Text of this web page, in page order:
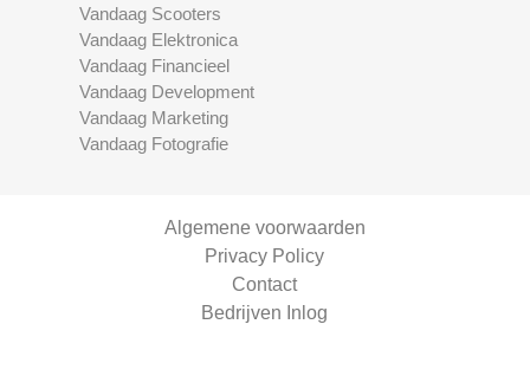
Vandaag Scooters
Vandaag Elektronica
Vandaag Financieel
Vandaag Development
Vandaag Marketing
Vandaag Fotografie
Algemene voorwaarden
Privacy Policy
Contact
Bedrijven Inlog